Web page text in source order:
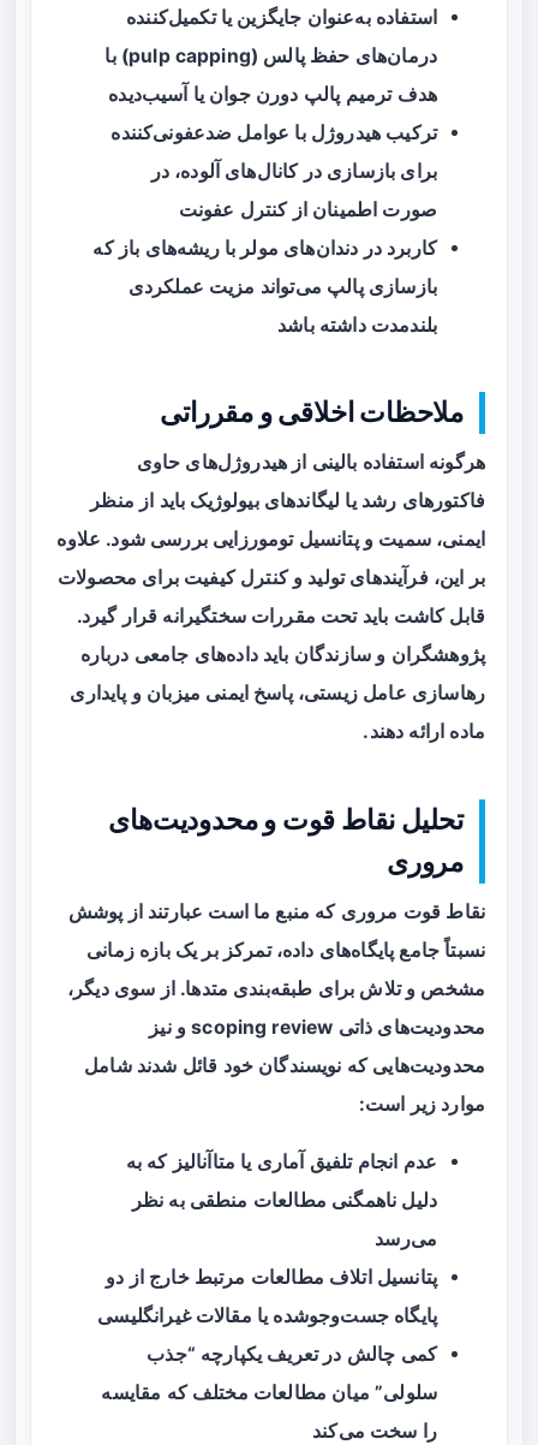
استفاده به‌عنوان جایگزین یا تکمیل‌کننده
درمان‌های حفظ پالس (pulp capping) با
هدف ترمیم پالپ دورن جوان یا آسیب‌دیده
ترکیب هیدروژل با عوامل ضدعفونی‌کننده
برای بازسازی در کانال‌های آلوده، در
صورت اطمینان از کنترل عفونت
کاربرد در دندان‌های مولر با ریشه‌های باز که
بازسازی پالپ می‌تواند مزیت عملکردی
بلندمدت داشته باشد
ملاحظات اخلاقی و مقرراتی
هرگونه استفاده بالینی از هیدروژل‌های حاوی
فاکتورهای رشد یا لیگاندهای بیولوژیک باید از منظر
ایمنی، سمیت و پتانسیل تومورزایی بررسی شود. علاوه
بر این، فرآیندهای تولید و کنترل کیفیت برای محصولات
قابل کاشت باید تحت مقررات سختگیرانه قرار گیرد.
پژوهشگران و سازندگان باید داده‌های جامعی درباره
رهاسازی عامل زیستی، پاسخ ایمنی میزبان و پایداری
ماده ارائه دهند.
تحلیل نقاط قوت و محدودیت‌های
مروری
نقاط قوت مروری که منبع ما است عبارتند از پوشش
نسبتاً جامع پایگاه‌های داده، تمرکز بر یک بازه زمانی
مشخص و تلاش برای طبقه‌بندی متدها. از سوی دیگر،
محدودیت‌های ذاتی scoping review و نیز
محدودیت‌هایی که نویسندگان خود قائل شدند شامل
موارد زیر است:
عدم انجام تلفیق آماری یا متاآنالیز که به
دلیل ناهمگنی مطالعات منطقی به نظر
می‌رسد
پتانسیل اتلاف مطالعات مرتبط خارج از دو
پایگاه جست‌وجوشده یا مقالات غیرانگلیسی
کمی چالش در تعریف یکپارچه “جذب
سلولی” میان مطالعات مختلف که مقایسه
را سخت می‌کند